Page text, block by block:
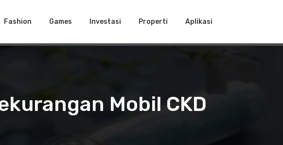
Fashion Games Investasi Properti Aplikasi
Mobil CKD